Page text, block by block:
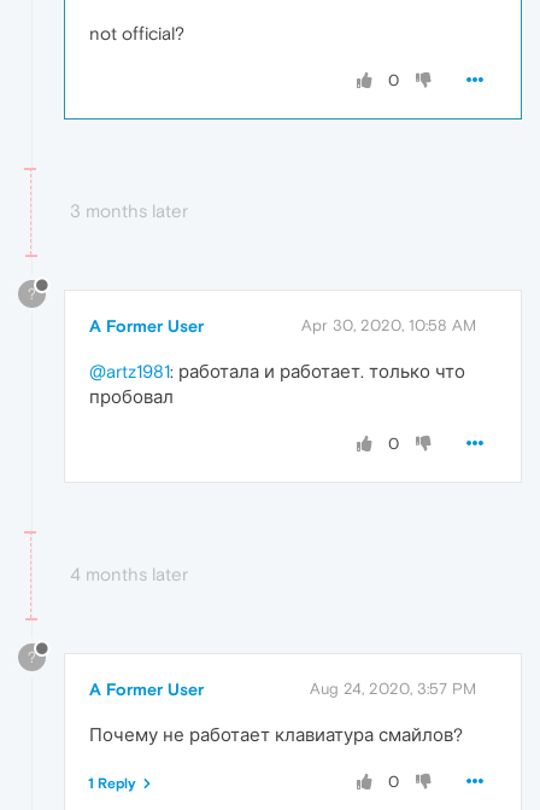
not official?
0
3 months later
?
A Former User Apr 30, 2020, 10:58 AM
@artz1981: работала и работает. только что
пробовал
0
4 months later
?
A Former User Aug 24, 2020, 3:57 PM
Почему не работает клавиатура смайлов?
0
1 Reply